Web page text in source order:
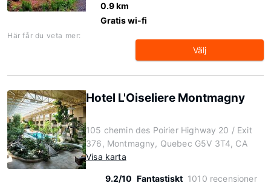
0.9 km
Gratis wi-fi
Här får du veta mer:
Välj
Hotel L'Oiseliere Montmagny
105 chemin des Poirier Highway 20 / Exit
376, Montmagny, Quebec G5V 3T4, CA
Visa karta
9.2/10 Fantastiskt 1010 recensioner